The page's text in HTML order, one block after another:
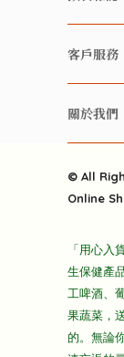
有機 / 無
養生保
酒類
雜貨部
折上折
主頁
快樂家
雲南搜食
粒粒皆
快樂電
客戶服務
常見問題
關於我們
送貨
隱私政策
© All
Online
「用心入
生保健產
工啤酒、
果蔬菜，
的。無論